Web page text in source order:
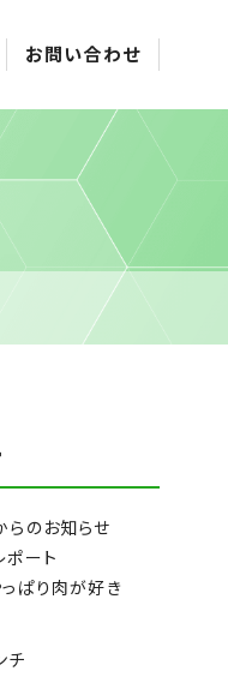
お問い合わせ
らのお知らせ
ポート
ぱり肉が好き
チ